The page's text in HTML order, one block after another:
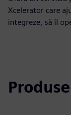
Xcelerator care
integreze, să îl